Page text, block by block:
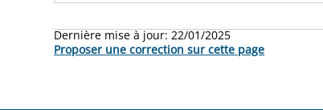
Dernière mise à jour:22/01/2025
Proposer une correction sur cette page